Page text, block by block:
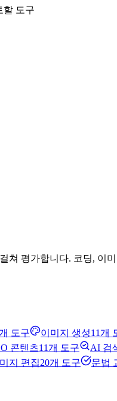
할 도구
쳐 평가합니다. 코딩, 이
도구 이미지 생성11개
콘텐츠11개 도구 AI 검
지 편집20개 도구 문법